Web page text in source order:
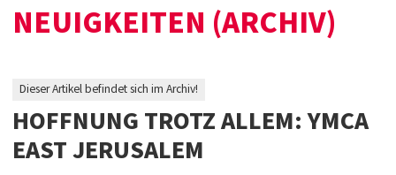
NEUIGKEITEN (ARCHIV)
Dieser Artikel befindet sich im Archiv!
HOFFNUNG TROTZ ALLEM: YMCA
EAST JERUSALEM